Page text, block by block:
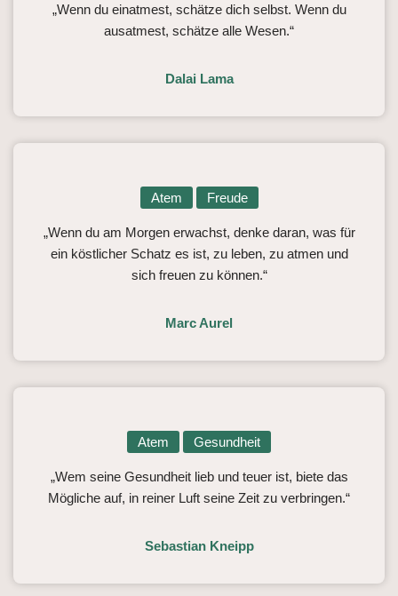
„Wenn du einatmest, schätze dich selbst. Wenn du
ausatmest, schätze alle Wesen.“
Dalai Lama
Atem Freude
„Wenn du am Morgen erwachst, denke daran, was für
ein köstlicher Schatz es ist, zu leben, zu atmen und
sich freuen zu können.“
Marc Aurel
Atem Gesundheit
„Wem seine Gesundheit lieb und teuer ist, biete das
Mögliche auf, in reiner Luft seine Zeit zu verbringen.“
Sebastian Kneipp